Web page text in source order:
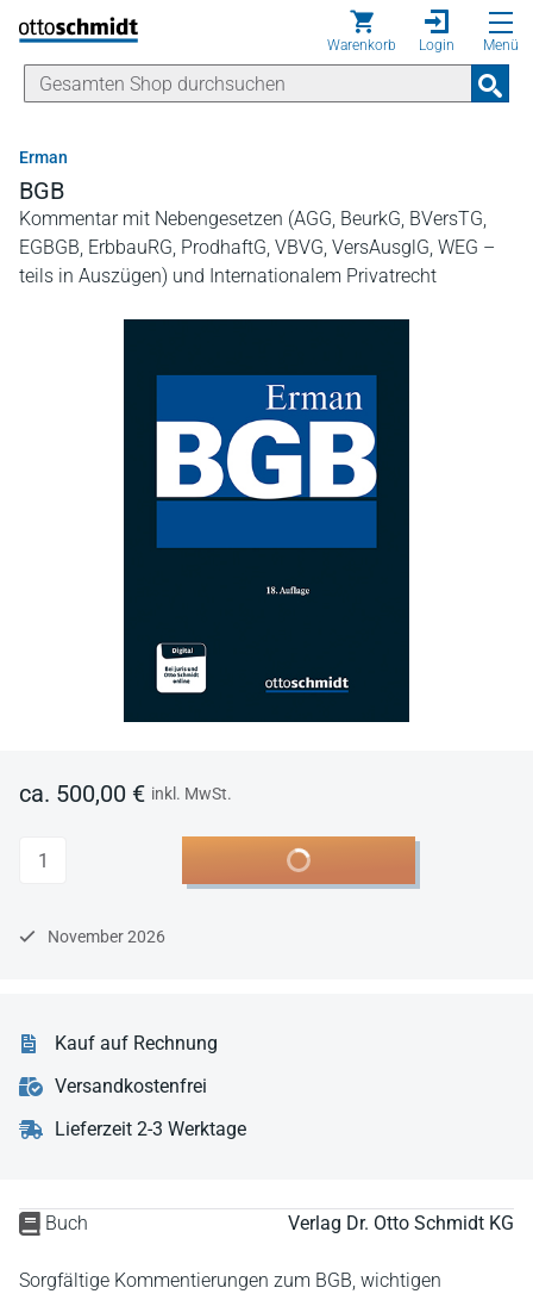
Direkt zum Inhalt
Warenkorb Login Menü
Erman
BGB
Kommentar mit Nebengesetzen (AGG, BeurkG, BVersTG,
EGBGB, ErbbauRG, ProdhaftG, VBVG, VersAusglG, WEG –
teils in Auszügen) und Internationalem Privatrecht
Buch Verlag Dr. Otto Schmidt KG
Sorgfältige Kommentierungen zum BGB, wichtigen
ca. 500,00 € inkl. MwSt.
Anzahl In den Warenkorb
November 2026
Kauf auf Rechnung
Versandkostenfrei
Lieferzeit 2-3 Werktage